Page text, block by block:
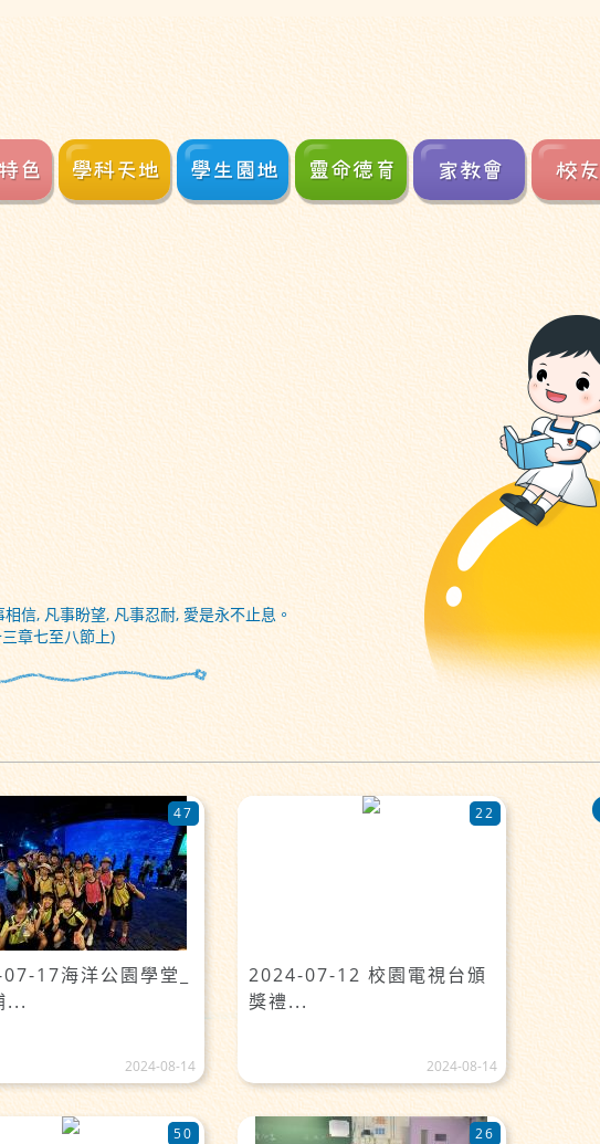
相信, 凡事盼望, 凡事忍耐, 愛是永不止息。
章七至八節上)
17海洋公園學堂_
...
47
2024-08-14
2024-07-12 校園電視台頒
獎禮...
22
2024-08-14
50 26